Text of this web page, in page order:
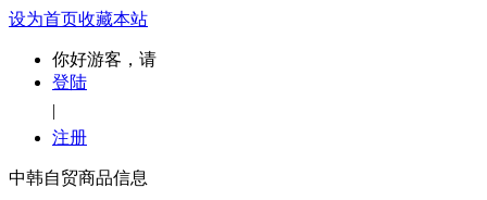
设为首页收藏本站
你好游客，请
登陆
|
注册
中韩自贸商品信息